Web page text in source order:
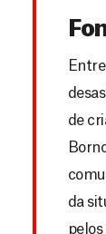
de
da